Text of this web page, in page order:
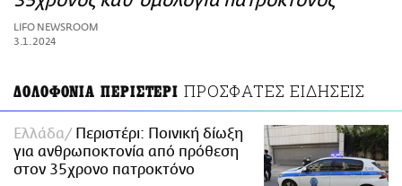
ΑΜΠΑ
PRINT
LIFO NEWSROOM
3.1.2024
ΔΟΛΟΦΟΝΙΑ ΠΕΡΙΣΤΕΡΙ ΠΡΟΣΦΑΤΕΣ ΕΙΔΗΣΕΙΣ
Ελλάδα
Περιστέρι: Ποινική δίωξη
για ανθρωποκτονία από πρόθεση
στον 35χρονο πατροκτόνο